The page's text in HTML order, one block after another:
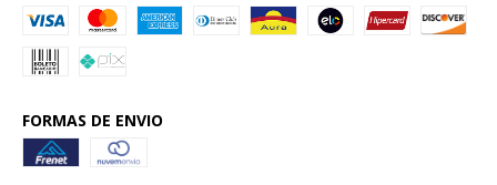
FORMAS DE ENVIO